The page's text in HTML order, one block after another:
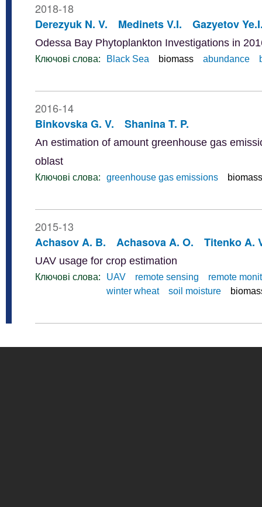
2018-18
Derezyuk N. V.
Medinets V.I. Gazyetov
Odessa Bay Phytoplankton Investigations in
Ключові слова: Black Sea biomass abundance
2016-14
Binkovska G. V.
Shanina T. P.
An estimation of amount greenhouse gas
oblast
Ключові слова: greenhouse gas emissions biomass
2015-13
Achasov A. B.
Achasova A. O. Titenko A.
UAV usage for crop estimation
Ключові слова: UAV remote sensing
remote
winter wheat
soil moisture